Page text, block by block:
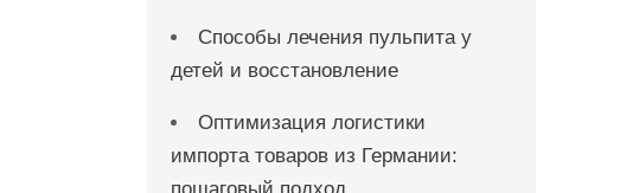
Способы лечения пульпита у
детей и восстановление
Оптимизация логистики
импорта товаров из Германии: